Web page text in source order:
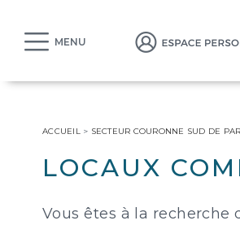
MENU
ACCUEIL> SECTEUR COURONNE SUD DE
LOCAUX
Vous êtes à la recherche